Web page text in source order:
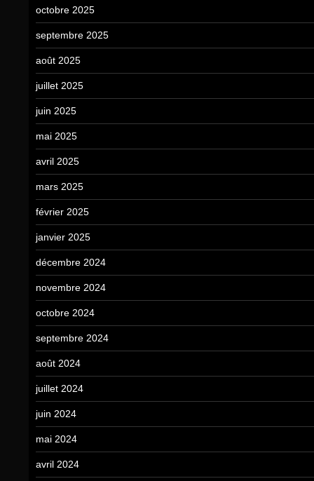
octobre 2025
septembre 2025
août 2025
juillet 2025
juin 2025
mai 2025
avril 2025
mars 2025
février 2025
janvier 2025
décembre 2024
novembre 2024
octobre 2024
septembre 2024
août 2024
juillet 2024
juin 2024
mai 2024
avril 2024